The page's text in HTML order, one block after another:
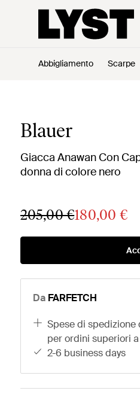
Abbigliamento Scarpe
Blauer
Giacca Anawan Con
donna di colore nero
205,00 €180,00 €
Da FARFETCH
spese di spedizione di 10,00 € escluse (gratis
per ordini superiori
2-6 business days